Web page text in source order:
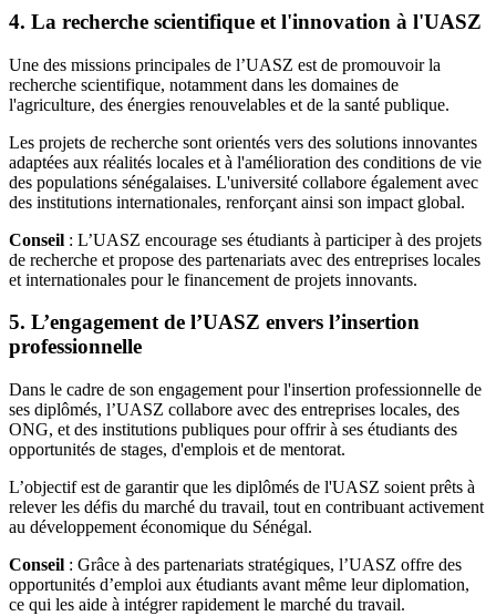
4. La recherche scientifique et l'innovation à l'UASZ
Une des missions principales de l’UASZ est de promouvoir la
recherche scientifique, notamment dans les domaines de
l'agriculture, des énergies renouvelables et de la santé publique.
Les projets de recherche sont orientés vers des solutions innovantes
adaptées aux réalités locales et à l'amélioration des conditions de vie
des populations sénégalaises. L'université collabore également avec
des institutions internationales, renforçant ainsi son impact global.
Conseil : L’UASZ encourage ses étudiants à participer à des projets
de recherche et propose des partenariats avec des entreprises locales
et internationales pour le financement de projets innovants.
5. L’engagement de l’UASZ envers l’insertion
professionnelle
Dans le cadre de son engagement pour l'insertion professionnelle de
ses diplômés, l’UASZ collabore avec des entreprises locales, des
ONG, et des institutions publiques pour offrir à ses étudiants des
opportunités de stages, d'emplois et de mentorat.
L’objectif est de garantir que les diplômés de l'UASZ soient prêts à
relever les défis du marché du travail, tout en contribuant activement
au développement économique du Sénégal.
Conseil : Grâce à des partenariats stratégiques, l’UASZ offre des
opportunités d’emploi aux étudiants avant même leur diplomation,
ce qui les aide à intégrer rapidement le marché du travail.